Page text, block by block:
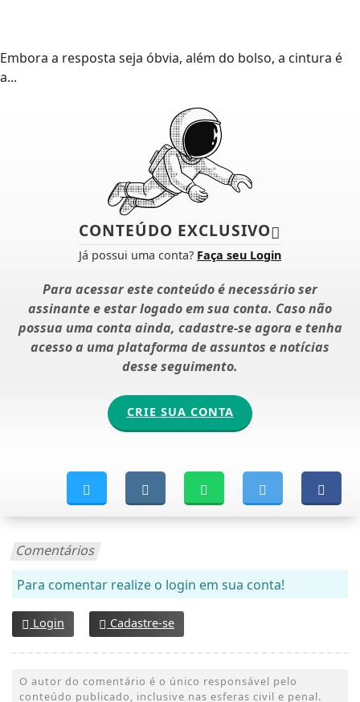
Embora a resposta seja óbvia, além do bolso, a cintura é
a...
CONTEÚDO EXCLUSIVO
Já possui uma conta? Faça seu Login
Para acessar este conteúdo é necessário ser
assinante e estar logado em sua conta. Caso não
possua uma conta ainda, cadastre-se agora e tenha
acesso a uma plataforma de assuntos e notícias
desse seguimento.
CRIE SUA CONTA
Comentários
Para comentar realize o login em sua conta!
Login Cadastre-se
O autor do comentário é o único responsável pelo
conteúdo publicado, inclusive nas esferas civil e penal.